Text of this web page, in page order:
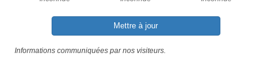
Mettre à jour
Informations communiquées par nos visiteurs.